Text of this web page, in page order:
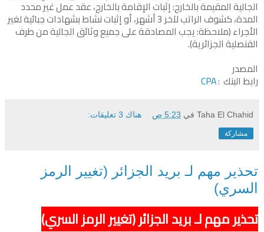
الجالية المقيمة بالخارج: إثبات الإقامة بالخارج، عقد عمل غير محدد
المدة، كشوف الراتب لآخر 3 أشهر، أو إثبات نشاط بشهادات جبائية لغير
الأجراء (ملاحظة: يجب المصادقة على جميع وثائق الجالية من طرف
القنصلية الجزائرية).
المصدر
رابط البنك :CPA
Taha El Chahid في 5:23 ص هناك 3 تعليقات:
مشاركة
تحذير مهم لـ بريد الجزائر (تغيير الرمز
السري)
تحذير مهم لـ بريد الجزائر (تغيير الرمز السري)